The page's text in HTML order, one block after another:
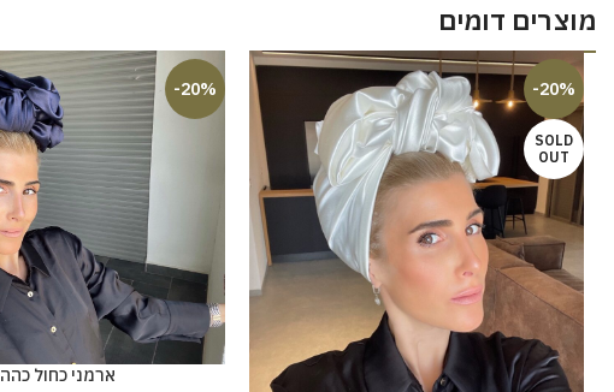
מוצרים דומים
-20%
SOLD
OUT
-20%
ארמני כחול כהה